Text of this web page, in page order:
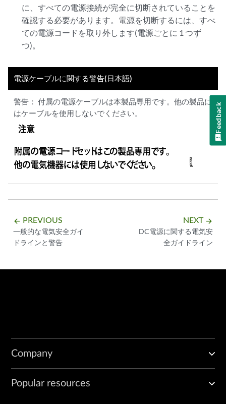
に、すべての電源接続が完全に切断されていることを
確認する必要があります。電源を切断するには、すべ
ての電源コードを取り外します(電源ごとに 1 つず
つ)。
電源ケーブルに関する警告(日本語)
警告： 付属の電源ケーブルは本製品専用です。他の製品に
はケーブルを使用しないでください。
arrow_backward PREVIOUS
一般的な電気安全ガイ
ドラインと警告
NEXT arrow_forward
DC電源に関する電気安
全ガイドライン
Company
Popular resources
Feedback